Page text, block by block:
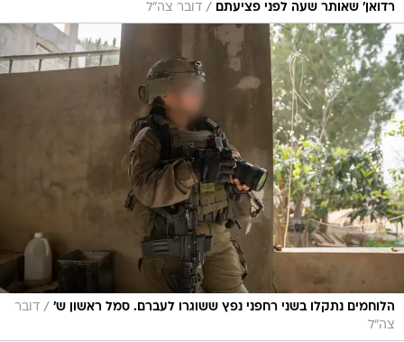
רדואן׳ שאותר שעה לפני פציעתם
/ דובר צה"ל
הלוחמים נתקלו בשני רחפני נפץ ששוגרו לעברם. סמל ראשון ש' / דובר
צה"ל